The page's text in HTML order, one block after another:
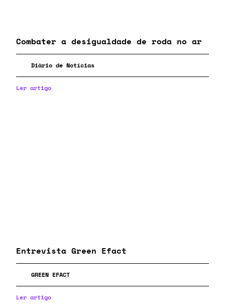
Combater a desigualdade de roda no ar
Diário de Notícias
Ler artigo
Entrevista Green Efact
GREEN EFACT
Ler artigo